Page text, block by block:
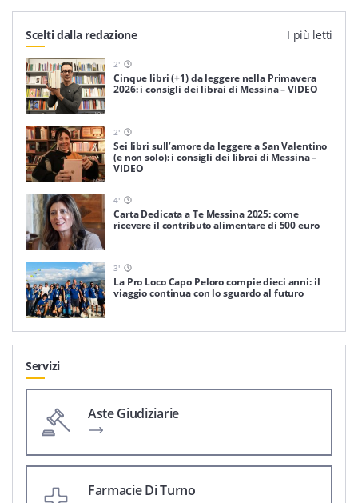
Scelti dalla redazione I più letti
2'
Cinque libri (+1) da leggere nella Primavera
2026: i consigli dei librai di Messina – VIDEO
2'
Sei libri sull’amore da leggere a San Valentino
(e non solo): i consigli dei librai di Messina –
VIDEO
4'
Carta Dedicata a Te Messina 2025: come
ricevere il contributo alimentare di 500 euro
3'
La Pro Loco Capo Peloro compie dieci anni: il
viaggio continua con lo sguardo al futuro
Servizi
Aste Giudiziarie
Farmacie Di Turno